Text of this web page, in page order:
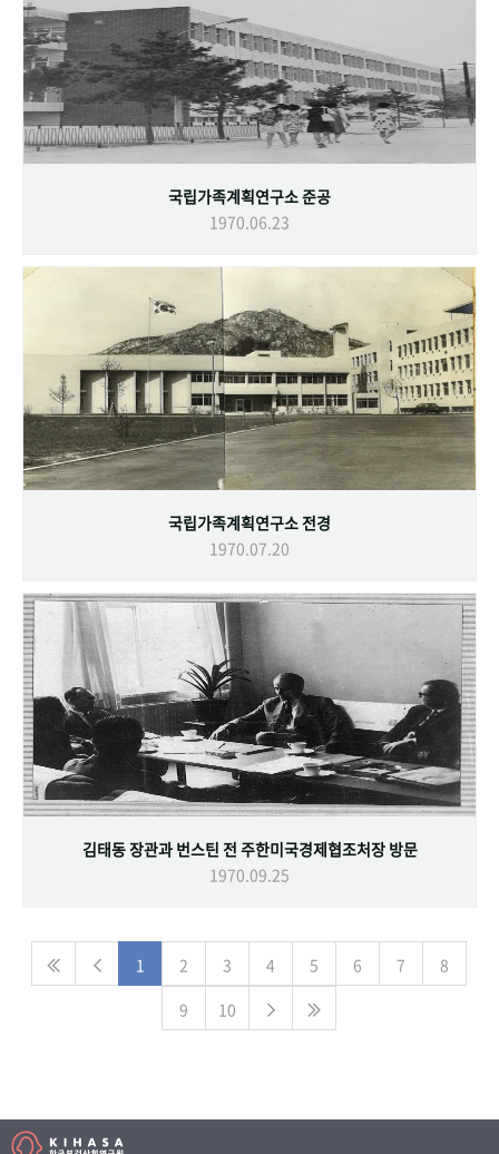
국립가족계획연구소 준공
1970.06.23
국립가족계획연구소 전경
1970.07.20
김태동 장관과 번스틴 전 주한미국경제협조처장 방문
1970.09.25
1 2 3 4 5 6 7
8
9
10